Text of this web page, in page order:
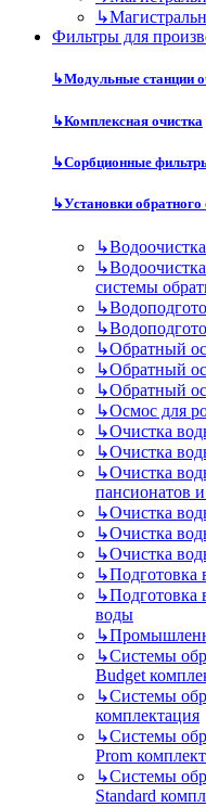
↳
Фильтры для
↳Модульные станции
↳Комплексная очистка
↳Сорбционные
↳Установки обратного
↳
↳
системы
↳
↳
↳Обратный
↳Обратный
↳Обратный
↳Осмос для
↳Очистка
↳Очистка
↳Очистка
пансионатов
↳Очистка
↳Очистка
↳Очистка
↳Подготовка
↳Подготовка
воды
↳
↳Системы
Budget
↳Системы
комплектация
↳Системы
Prom
↳Системы
Standard